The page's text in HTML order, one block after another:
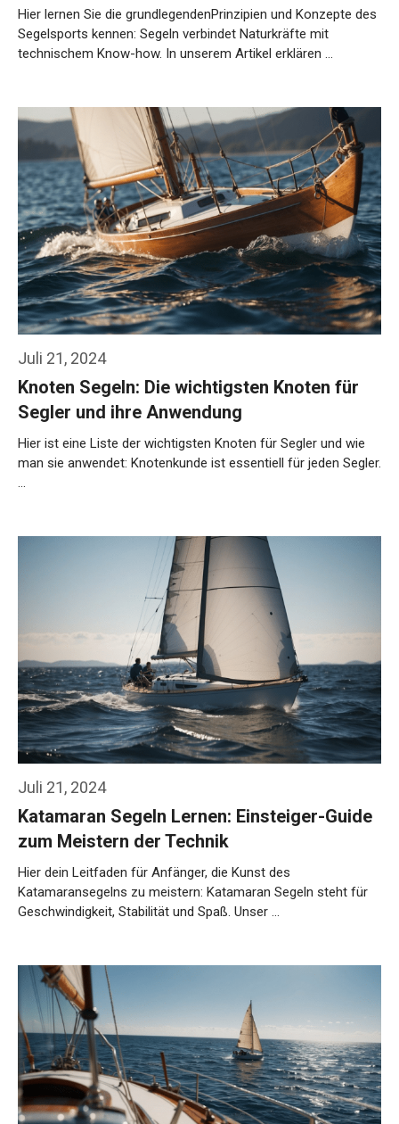
Hier lernen Sie die grundlegendenPrinzipien und Konzepte des
Segelsports kennen: Segeln verbindet Naturkräfte mit
technischem Know-how. In unserem Artikel erklären …
Juli 21, 2024
Knoten Segeln: Die wichtigsten Knoten für
Segler und ihre Anwendung
Hier ist eine Liste der wichtigsten Knoten für Segler und wie
man sie anwendet: Knotenkunde ist essentiell für jeden Segler.
…
Juli 21, 2024
Katamaran Segeln Lernen: Einsteiger-Guide
zum Meistern der Technik
Hier dein Leitfaden für Anfänger, die Kunst des
Katamaransegelns zu meistern: Katamaran Segeln steht für
Geschwindigkeit, Stabilität und Spaß. Unser …